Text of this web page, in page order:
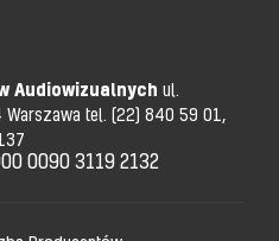
Audiowizualnych ul.
tel. (22) 840 59 01,
0090 3119 2132